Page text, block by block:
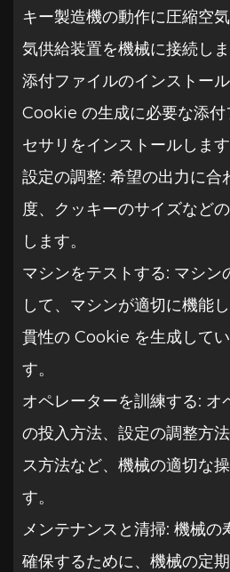
キー製造機の動作に圧縮空
気供給装置を機械に接続しま
添付ファイルのインストー
Cookie の生成に必要な添付
セサリをインストールします
設定の調整: 希望の出力に合
度、クッキーのサイズなど
します。
マシンをテストする: マシン
して、マシンが適切に機能
貫性の Cookie を生成して
す。
オペレーターを訓練する: オ
の投入方法、設定の調整方
ス方法など、機械の適切な
す。
メンテナンスと清掃: 機械の
確保するために、機械の定